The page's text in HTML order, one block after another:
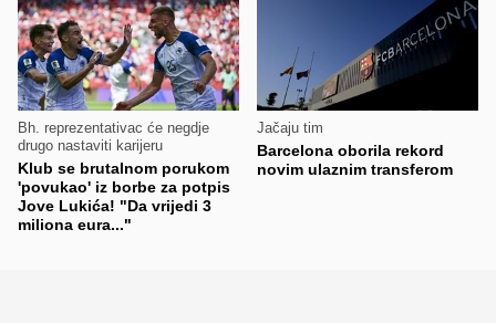
Bh. reprezentativac će negdje
drugo nastaviti karijeru
Klub se brutalnom porukom
'povukao' iz borbe za potpis
Jove Lukića! "Da vrijedi 3
miliona eura..."
Jačaju tim
Barcelona oborila rekord
novim ulaznim transferom